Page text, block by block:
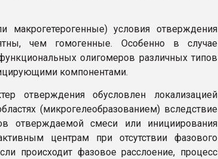
макрогетерогенные) условия отверждения
чем гомогенные. Особенно в случае
олигомеров различных типов
компонентами.
отверждения обусловлен локализацией
(микрогелеобразованием) вследствие
отверждаемой смеси или инициирования
центрам при отсутствии фазового
происходит фазовое расслоение, процесс